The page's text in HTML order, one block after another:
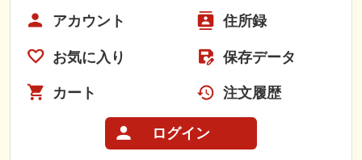
アカウント 住所録
お気に入り 保存データ
カート 注文履歴
ログイン